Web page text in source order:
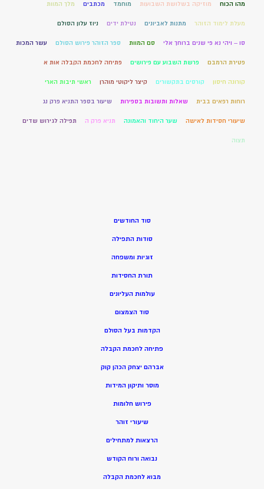
מהו הכוח מוזיקה בשלושת השבועות מוחמד מכתבים מלך המוות
מעלת לימוד הזוהר מתנות לאביונים נטילת ידים ניוז עלון הסולם
סו – ויהי נא פי שנים ברוחך אלי סם המוות ספר הזוהר פירוש הסולם עשר המכות
פטירת הרמבם פרשת השבוע עם פירושים פתיחה לחכמת הקבלה אות א
קורונה חיסון קורסים בתקשורים קיצר ליקוטי מוהרן ראשי תיבות הארי
רוחות רפאים בבית שאלות ותשובות בספירות שיעור בספר התניא פרק נג
שיעורי חסידות לאישה שער היחוד והאמונה תניא פרק ה תפילה לגירוש שדים
תצוה
סוד החודשים
סודות התפילה
זוגיות ומשפחה
תורת החסידות
עולמות העליונים
סוד הצמצום
הקדמות בעל הסולם
פתיחה לחכמת הקבלה
אברהם יצחק הכהן קוק
מוסר ותיקון המידות
פירוש חלומות
שיעורי זוהר
הרצאות למתחילים
נבואה ורוח הקודש
מבוא לחכמת הקבלה